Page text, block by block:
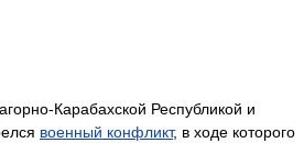
Карабахской Республикой и
военный конфликт, в ходе которого